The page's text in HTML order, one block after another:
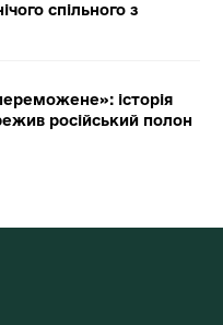
спільного з
історія
російський полон